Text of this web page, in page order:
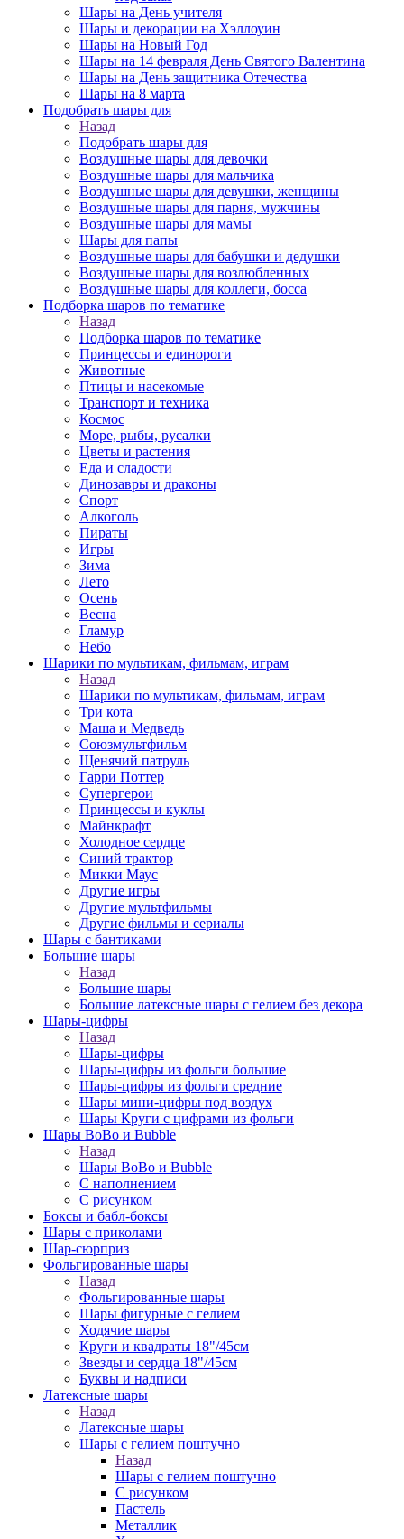
Шары на День учителя
Шары и декорации на Хэллоуин
Шары на Новый Год
Шары на 14 февраля День Святого Валентина
Шары на День защитника Отечества
Шары на 8 марта
Подобрать шары для
Назад
Подобрать шары для
Воздушные шары для девочки
Воздушные шары для мальчика
Воздушные шары для девушки, женщины
Воздушные шары для парня, мужчины
Воздушные шары для мамы
Шары для папы
Воздушные шары для бабушки и дедушки
Воздушные шары для возлюбленных
Воздушные шары для коллеги, босса
Подборка шаров по тематике
Назад
Подборка шаров по тематике
Принцессы и единороги
Животные
Птицы и насекомые
Транспорт и техника
Космос
Море, рыбы, русалки
Цветы и растения
Еда и сладости
Динозавры и драконы
Спорт
Алкоголь
Пираты
Игры
Зима
Лето
Осень
Весна
Гламур
Небо
Шарики по мультикам, фильмам, играм
Назад
Шарики по мультикам, фильмам, играм
Три кота
Маша и Медведь
Союзмультфильм
Щенячий патруль
Гарри Поттер
Супергерои
Принцессы и куклы
Майнкрафт
Холодное сердце
Синий трактор
Микки Маус
Другие игры
Другие мультфильмы
Другие фильмы и сериалы
Шары с бантиками
Большие шары
Назад
Большие шары
Большие латексные шары с гелием без декора
Шары-цифры
Назад
Шары-цифры
Шары-цифры из фольги большие
Шары-цифры из фольги средние
Шары мини-цифры под воздух
Шары Круги с цифрами из фольги
Шары BoBo и Bubble
Назад
Шары BoBo и Bubble
С наполнением
С рисунком
Боксы и бабл-боксы
Шары с приколами
Шар-сюрприз
Фольгированные шары
Назад
Фольгированные шары
Шары фигурные с гелием
Ходячие шары
Круги и квадраты 18"/45см
Звезды и сердца 18"/45см
Буквы и надписи
Латексные шары
Назад
Латексные шары
Шары с гелием поштучно
Назад
Шары с гелием поштучно
С рисунком
Пастель
Металлик